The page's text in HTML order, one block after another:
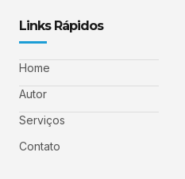
Links Rápidos
Home
Autor
Serviços
Contato